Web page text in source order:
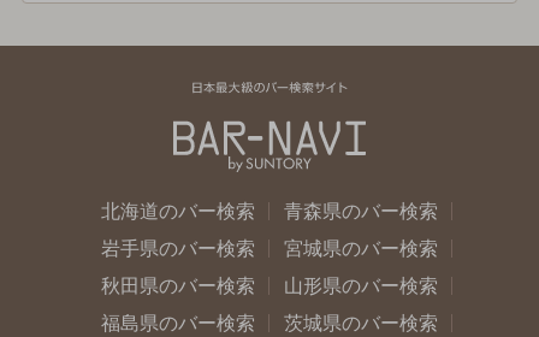
北海道のバー検索
青森県のバー検索
岩手県のバー検索
宮城県のバー検索
秋田県のバー検索
山形県のバー検索
福島県のバー検索
茨城県のバー検索